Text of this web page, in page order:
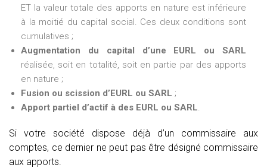
ET la valeur totale des apports en nature est inférieure
à la moitié du capital social. Ces deux conditions sont
cumulatives ;
Augmentation du capital d’une EURL ou SARL
réalisée, soit en totalité, soit en partie par des apports
en nature ;
Fusion ou scission d’EURL ou SARL ;
Apport partiel d’actif à des EURL ou SARL.
Si votre société dispose déjà d’un commissaire aux
comptes, ce dernier ne peut pas être désigné commissaire
aux apports.